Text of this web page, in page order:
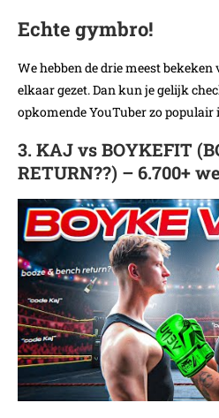
Echte gymbro!
We hebben de drie meest bekeken
elkaar gezet. Dan kun je gelijk
opkomende YouTuber zo populair
3. KAJ vs BOYKEFIT
RETURN??) – 6.700+